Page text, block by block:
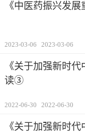
《中医药振兴发
2023-03-06 2023-03-06
《关于加强新时
读③
2022-06-30 2022-06-30
《关于加强新时